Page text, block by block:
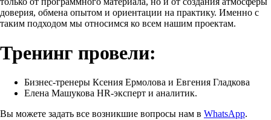
доверия, обмена опытом и ориентации на практику. Именно с
таким подходом мы относимся ко всем нашим проектам.
Тренинг провели:
Бизнес-тренеры Ксения Ермолова и Евгения Гладкова
Елена Машукова HR-эксперт и аналитик.
Вы можете задать все возникшие вопросы нам в WhatsApp.